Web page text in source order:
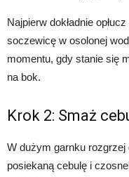
Najpierw dokładnie
soczewicę w osolonej
momentu, gdy stanie się
na bok.
Krok 2: Smaż
W dużym garnku rozgrzej
posiekaną cebulę i